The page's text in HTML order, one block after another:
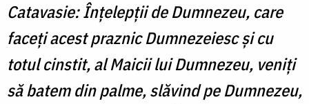
Catavasie: Înţelepţii de Dumnezeu, care
faceţi acest praznic Dumnezeiesc şi cu
totul cinstit, al Maicii lui Dumnezeu, veniţi
să batem din palme, slăvind pe Dumnezeu,